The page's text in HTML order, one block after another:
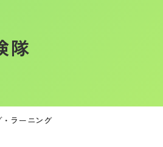
隊
ラーニング